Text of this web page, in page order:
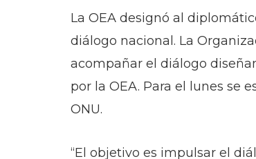
La OEA designó al
diálogo nacional. La
acompañar el diálogo
por la OEA. Para el lunes se
ONU.
“El objetivo es impulsar el